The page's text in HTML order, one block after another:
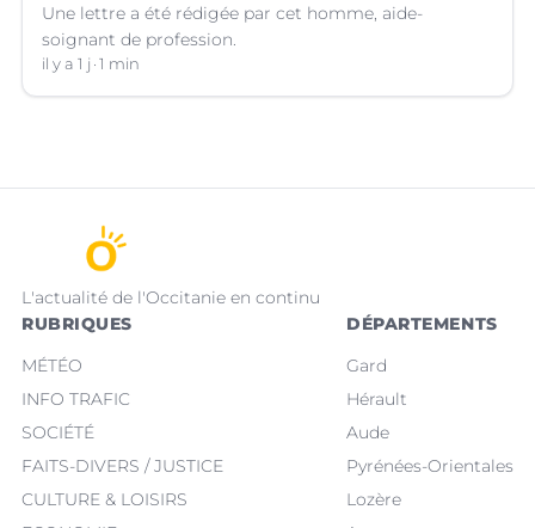
Une lettre a été rédigée par cet homme, aide-
soignant de profession.
il y a 1 j 1 min
L'actualité de l'Occitanie en continu
RUBRIQUES
MÉTÉO
INFO TRAFIC
SOCIÉTÉ
FAITS-DIVERS / JUSTICE
CULTURE & LOISIRS
DÉPARTEMENTS
Gard
Hérault
Aude
Pyrénées-Orientales
Lozère